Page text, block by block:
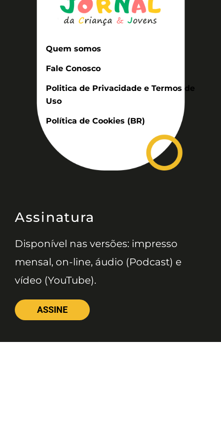
Quem somos
Fale Conosco
Politica de Privacidade e Termos de
Uso
Política de Cookies (BR)
Assinatura
Disponível nas versões: impresso
mensal, on-line, áudio (Podcast) e
vídeo (YouTube).
ASSINE
Nossas Redes